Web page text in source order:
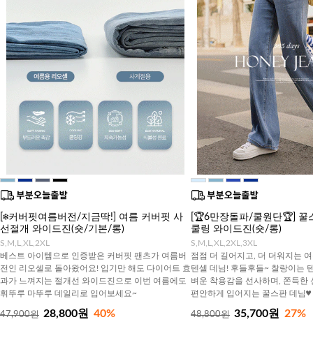
[❄️커버핏여름버전/지금딱!] 여름 커버핏 사
선절개 와이드진(숏/기본/롱)
S,M,L,XL,2XL
베스트 아이템으로 인증받은 커버핏 팬츠가 여름버
전인 리오셀로 돌아왔어요! 입기만 해도 다이어트 효
과가 느껴지는 절개선 와이드진으로 이번 여름에도
휘뚜루 마뚜루 데일리로 입어보세요~
47,900원 28,800원 40%
[🏆6만장돌파/쿨원단🏆] 꿀
쿨링 와이드진(숏/롱)
S,M,L,XL,2XL,3XL
점점 더 길어지고, 더 더워지는
텐셀 데님! 후들후들~ 찰랑이는
벼운 착용감을 선사하며, 쫀득한
편안하게 입어지는 꿀스판 데님♥
48,800원 35,700원 27%